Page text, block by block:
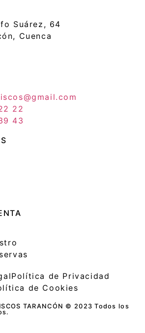
Suárez, 64
Cuenca
22
43
Política de Privacidad
de Cookies
TARANCÓN © 2023 Todos los